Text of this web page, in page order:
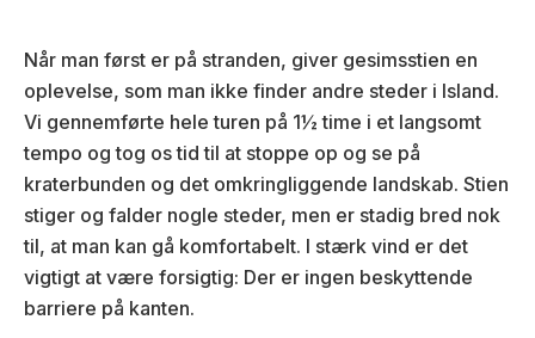
Når man først er på stranden, giver gesimsstien en
oplevelse, som man ikke finder andre steder i Island.
Vi gennemførte hele turen på 1½ time i et langsomt
tempo og tog os tid til at stoppe op og se på
kraterbunden og det omkringliggende landskab. Stien
stiger og falder nogle steder, men er stadig bred nok
til, at man kan gå komfortabelt. I stærk vind er det
vigtigt at være forsigtig: Der er ingen beskyttende
barriere på kanten.